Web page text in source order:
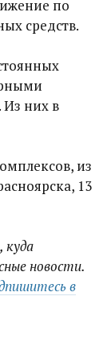
по
средств.
них в
из
13
, куда
новости.
в